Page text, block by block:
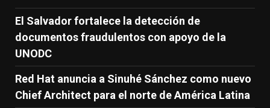
El Salvador fortalece la detección de
documentos fraudulentos con apoyo de la
UNODC
Red Hat anuncia a Sinuhé Sánchez como nuevo
Chief Architect para el norte de América Latina